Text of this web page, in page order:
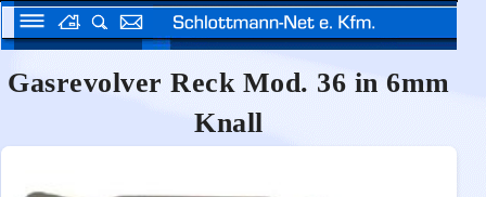
Gasrevolver Reck Mod. 36 in 6mm
Knall